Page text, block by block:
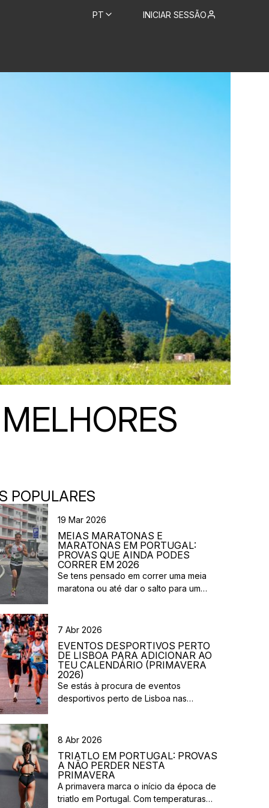
PT INICIAR SESSÃO
POPULARES
19 Mar 2026
MEIAS MARATONAS E
MARATONAS EM PORTUGAL:
PROVAS QUE AINDA PODES
CORRER EM 2026
Se tens pensado em correr uma meia
maratona ou até dar o salto para um
Entre a primavera e o verão, o
vida. Há eventos por todo o país,
diferentes formatos e experiências para
todos os […]
7 Abr 2026
EVENTOS DESPORTIVOS PERTO
DE LISBOA PARA ADICIONAR AO
TEU CALENDÁRIO (PRIMAVERA
2026)
Se estás à procura de eventos
desportivos perto de Lisboa nas
vão acontecer na região durante esta
provas urbanas e eventos de trail,
existem opções para diferentes níveis e
objetivos. Aqui ficam algumas sugestões
de eventos desportivos perto de Lisboa
8 Abr 2026
TRIATLO EM PORTUGAL: PROVAS
A NÃO PERDER NESTA
PRIMAVERA
A primavera marca o início da época de
triatlo em Portugal. Com temperaturas